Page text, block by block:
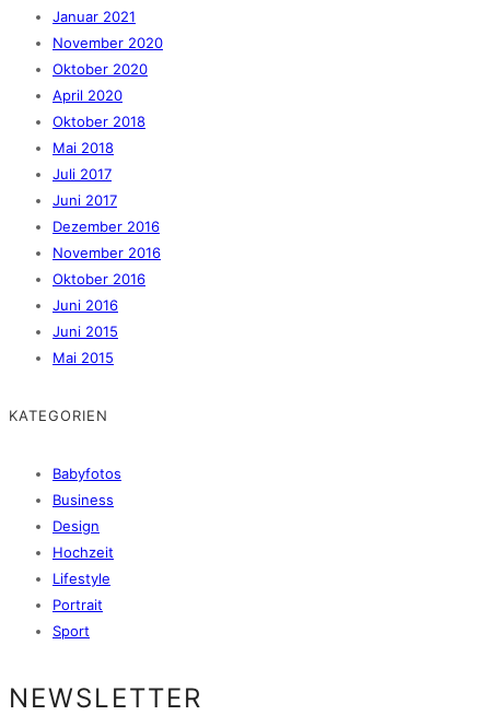
Januar 2021
November 2020
Oktober 2020
April 2020
Oktober 2018
Mai 2018
Juli 2017
Juni 2017
Dezember 2016
November 2016
Oktober 2016
Juni 2016
Juni 2015
Mai 2015
KATEGORIEN
Babyfotos
Business
Design
Hochzeit
Lifestyle
Portrait
Sport
NEWSLETTER